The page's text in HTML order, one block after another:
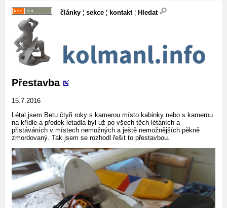
články ¦ sekce ¦ kontakt¦ Hledat
Přestavba
15.7.2016
Létal jsem Betu čtyři roky s kamerou místo kabinky nebo s kamerou
na křídle a předek letadla byl už po všech těch létáních a
přistáváních v místech nemožných a ještě nemožnějších pěkně
zmordovaný. Tak jsem se rozhodl řešit to přestavbou.